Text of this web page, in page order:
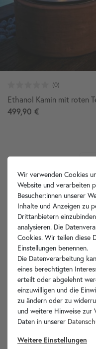
Ethanol Kamin mit roten
499,90 €
Ihr Spezialist
Wir verwenden Cookies
Website und verarbeiten
Besucher:innen unserer
Inhalte und Anzeigen zu
Drittanbietern
analysieren. Die
Cookies. Wir teilen diese
Einstellungen benennen.
Die Datenverarbeitung
eines berechtigten
erteilt oder abgelehnt
einzuwilligen und die
zu ändern oder zu
und weitere Hinweise zur
Daten in unserer
Weitere Einstellungen